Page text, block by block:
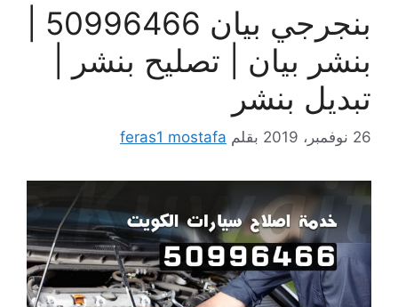
بنشر بيان | تصليح بنشر |
تبديل بنشر
26 نوفمبر، 2019 بقلم feras1 mostafa